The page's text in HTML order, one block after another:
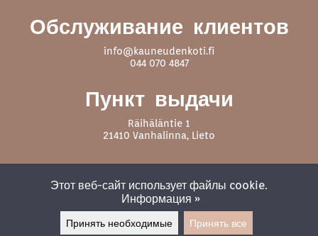
Обслуживание клиентов
info@kauneudenkoti.fi
044 070 4847
Пункт выдачи
Räihäläntie 1
21410 Vanhalinna, Lieto
Подпишитесь на нас
Этот веб-сайт использует файлы cookie.
Информация »
Принять необходимые Принять все